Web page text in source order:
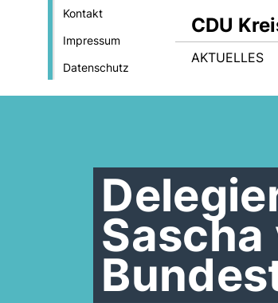
Kontakt
Impressum
Datenschutz
CDU
AKTUELLES
Sascha